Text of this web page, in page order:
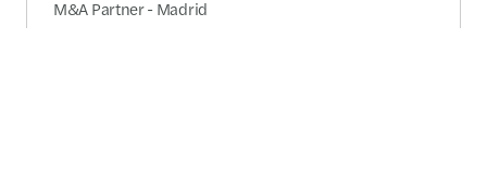
M&A Partner - Madrid